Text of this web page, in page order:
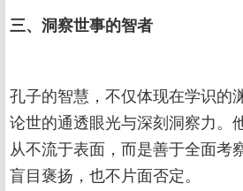
三、洞察世事的智者
孔子的智慧，不仅体现在学识的
论世的通透眼光与深刻洞察力。
从不流于表面，而是善于全面考
盲目褒扬，也不片面否定。